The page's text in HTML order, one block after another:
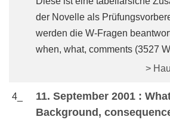
der Novelle als
werden die W-Fragen
when, what, comments (3527
>
4_
11. September 2001 :
Background,